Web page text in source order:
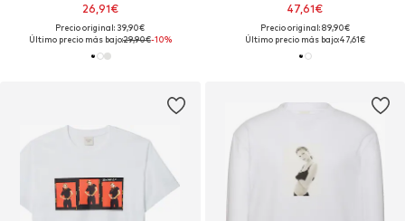
26,91€
Precio original: 39,90€
Último precio más bajo:29,90€-10%
47,61€
Precio original: 89,90€
Último precio más bajo:47,61€